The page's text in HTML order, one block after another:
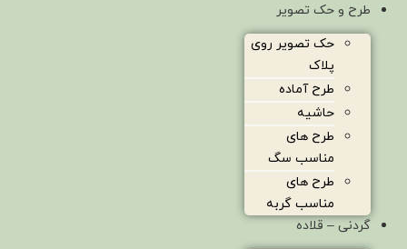
طرح و حک تصویر
حک تصویر روی
پلاک
طرح آماده
حاشیه
طرح های
مناسب سگ
طرح های
مناسب گربه
گردنی – قلاده